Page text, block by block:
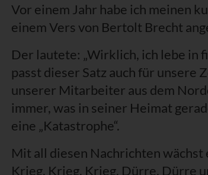
Vor einem Jahr habe ich meinen
einem Vers von Bertolt Brecht
Der lautete: „Wirklich, ich lebe in
passt dieser Satz auch für unsere
unserer Mitarbeiter aus dem
immer, was in seiner Heimat
eine „Katastrophe“.
Mit all diesen Nachrichten wächst
Krieg. Krieg. Krieg. Dürre, Dürre